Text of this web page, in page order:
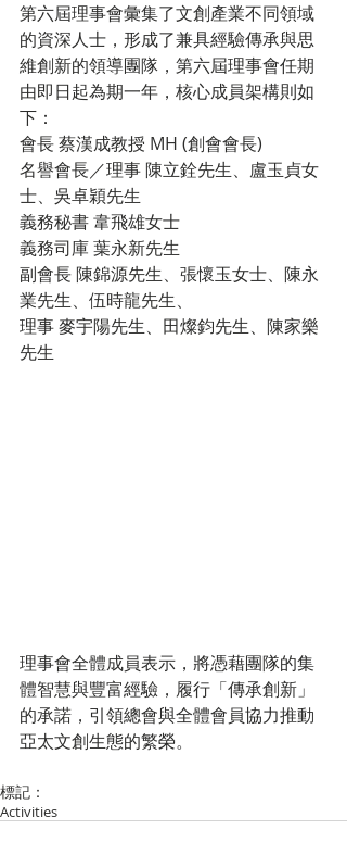
第六屆理事會彙集了文創產業不同領域
的資深人士，形成了兼具經驗傳承與思
維創新的領導團隊，第六屆理事會任期
由即日起為期一年，核心成員架構則如
下：
會長 蔡漢成教授 MH (創會會長)
名譽會長／理事 陳立銓先生、盧玉貞女
士、吳卓穎先生
義務秘書 韋飛雄女士
義務司庫 葉永新先生
副會長 陳錦源先生、張懷玉女士、陳永
業先生、伍時龍先生、
理事 麥宇陽先生、田燦鈞先生、陳家樂
先生
理事會全體成員表示，將憑藉團隊的集
體智慧與豐富經驗，履行「傳承創新」
的承諾，引領總會與全體會員協力推動
亞太文創生態的繁榮。
標記：
Activities